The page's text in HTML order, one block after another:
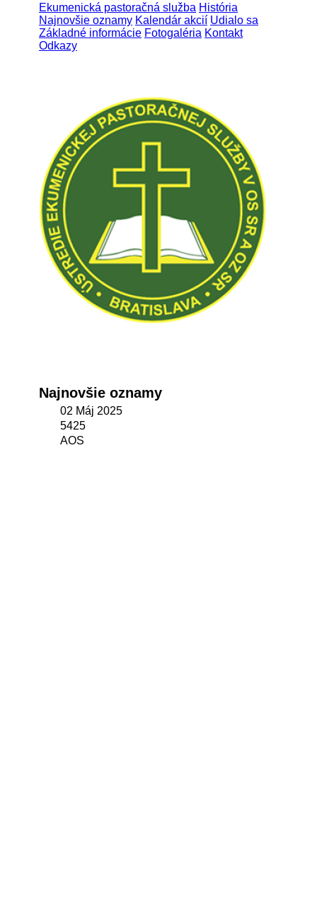
Ekumenická pastoračná služba História
Najnovšie oznamy Kalendár akcií Udialo sa
Základné informácie Fotogaléria Kontakt
Odkazy
Najnovšie oznamy
02 Máj 2025
5425
AOS